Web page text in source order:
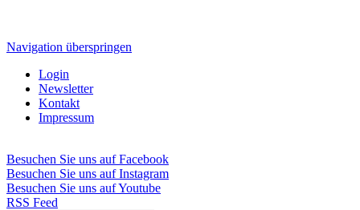
Navigation überspringen
Login
Newsletter
Kontakt
Impressum
Besuchen Sie uns auf Facebook
Besuchen Sie uns auf Instagram
Besuchen Sie uns auf Youtube
RSS Feed